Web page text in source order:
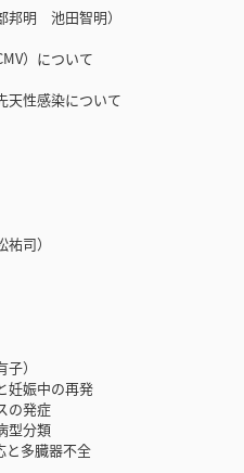
明 池田智明）
）について
性感染について
司）
）
娠中の再発
発症
分類
多臓器不全